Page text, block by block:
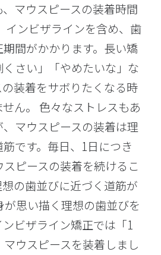
マウスピースの装着時間
インビザラインを含め、歯
間がかかります。長い矯
さい」「やめたいな」な
装着をサボりたくなる時
ん。 色々なストレスもあ
マウスピースの装着は理
です。毎日、1日につき
ピースの装着を続けるこ
の歯並びに近づく道筋が
が思い描く理想の歯並びを
ビザライン矯正では「1
ウスピースを装着しまし